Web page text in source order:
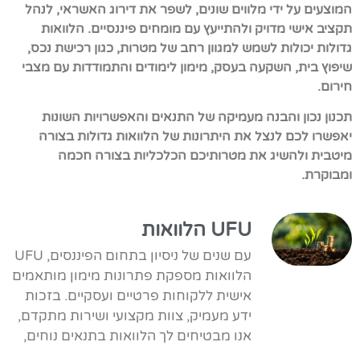
המוצעים על ידי מלווים שונים, לשפר את דירוג האשראי, לנהל
תקציב אישי מדויק ולהתייעץ עם מומחים פיננסיים. הלוואות
גדולות יכולות לשמש למגוון רחב של מטרות, כגון רכישת נכס,
שיפוץ בית, השקעה בעסק, מימון לימודים והתמודדות עם מצבי
חירום.
תכנון נכון והבנה מעמיקה של התנאים והאפשרויות השונות
יאפשרו לכם לנצל את היתרונות של הלוואות גדולות בצורה
מיטבית ולהשיג את מטרותיכם הכלכליות בצורה חכמה
ומבוקרת.
UFU הלוואות
עם שנים של ניסיון בתחום הפיננסים, UFU
הלוואות מספקת פתרונות מימון מותאמים
אישית ללקוחות פרטיים ועסקיים. בזכות
ידע מעמיק, צוות מקצועי ושירות מתקדם,
אנו מבטיחים לך הלוואות בתנאים נוחים,